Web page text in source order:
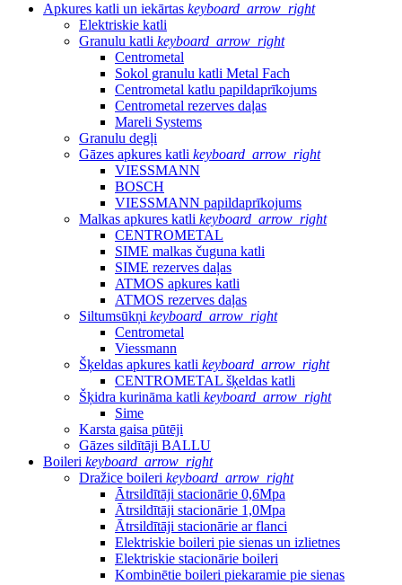
Apkures katli un iekārtas keyboard_arrow_right
Elektriskie katli
Granulu katli keyboard_arrow_right
Centrometal
Sokol granulu katli Metal Fach
Centrometal katlu papildaprīkojums
Centrometal rezerves daļas
Mareli Systems
Granulu degļi
Gāzes apkures katli keyboard_arrow_right
VIESSMANN
BOSCH
VIESSMANN papildaprīkojums
Malkas apkures katli keyboard_arrow_right
CENTROMETAL
SIME malkas čuguna katli
SIME rezerves daļas
ATMOS apkures katli
ATMOS rezerves daļas
Siltumsūkņi keyboard_arrow_right
Centrometal
Viessmann
Šķeldas apkures katli keyboard_arrow_right
CENTROMETAL šķeldas katli
Šķidra kurināma katli keyboard_arrow_right
Sime
Karsta gaisa pūtēji
Gāzes sildītāji BALLU
Boileri keyboard_arrow_right
Dražice boileri keyboard_arrow_right
Ātrsildītāji stacionārie 0,6Mpa
Ātrsildītāji stacionārie 1,0Mpa
Ātrsildītāji stacionārie ar flanci
Elektriskie boileri pie sienas un izlietnes
Elektriskie stacionārie boileri
Kombinētie boileri piekaramie pie sienas